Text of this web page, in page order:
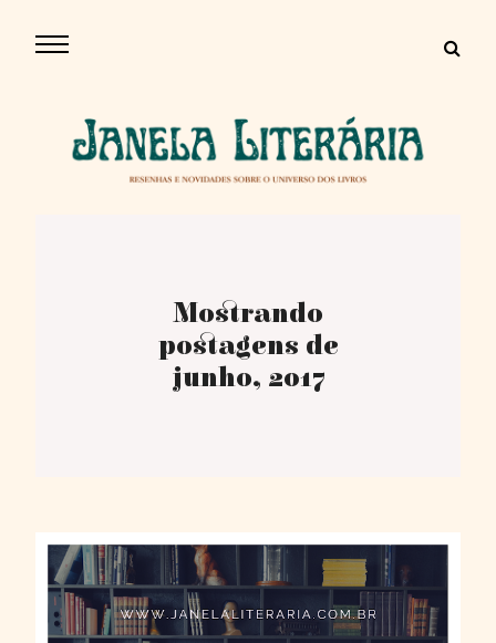
Mostrando
postagens de
junho, 2017